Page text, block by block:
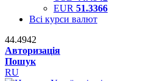
EUR 51.3366
Всі курси валют
44.4942
Авторизація
Пошук
RU